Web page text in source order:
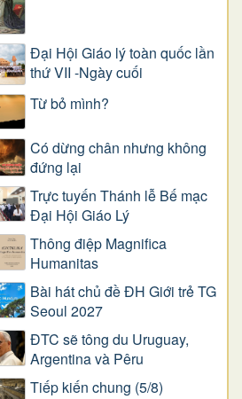
Đại Hội Giáo lý toàn quốc lần
thứ VII -Ngày cuối
Từ bỏ mình?
Có dừng chân nhưng không
đứng lại
Trực tuyến Thánh lễ Bế mạc
Đại Hội Giáo Lý
Thông điệp Magnifica
Humanitas
Bài hát chủ đề ĐH Giới trẻ TG
Seoul 2027
ĐTC sẽ tông du Uruguay,
Argentina và Pêru
Tiếp kiến chung (5/8)